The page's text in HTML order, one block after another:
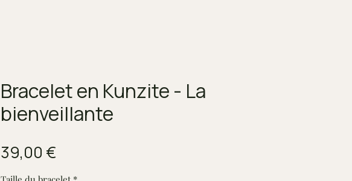
Bracelet en Kunzite - La
bienveillante
39,00 €